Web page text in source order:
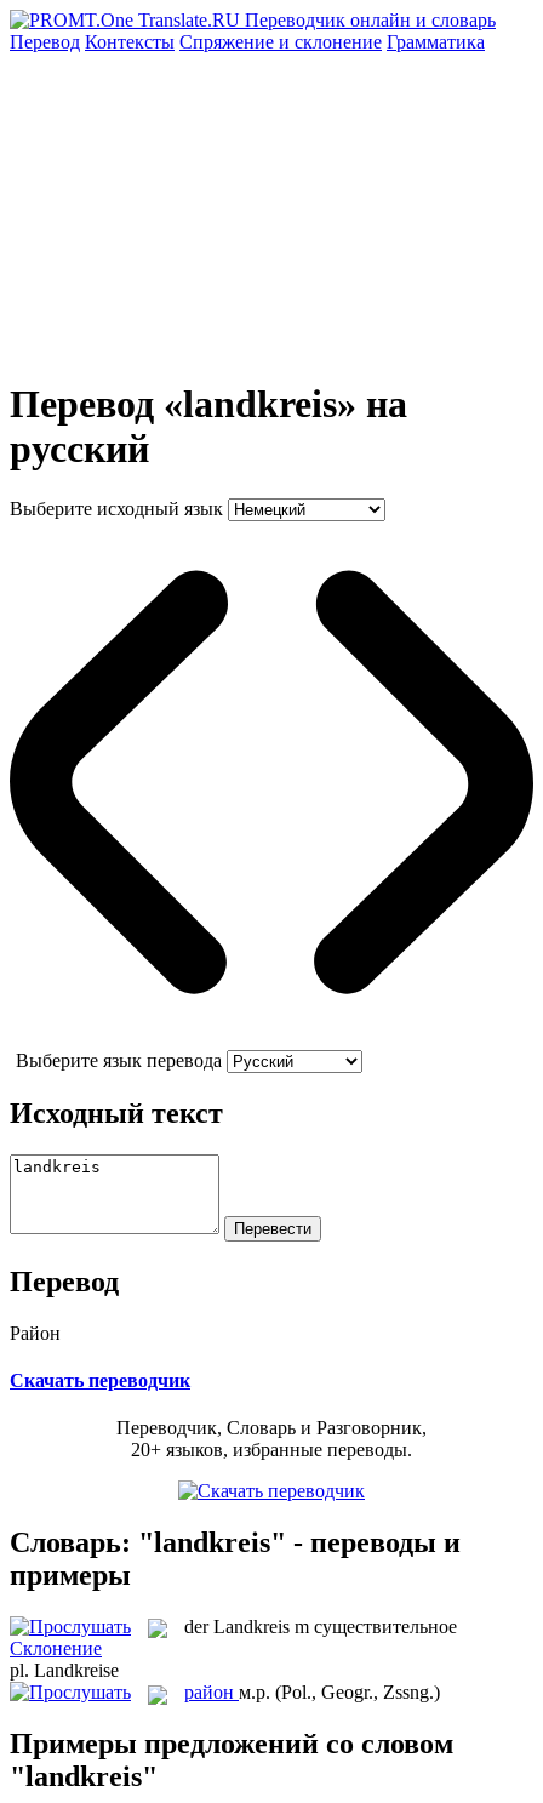
Перевод Контексты Спряжение и склонение Грамматика
Перевод «landkreis» на
русский
Выберите исходный язык
Выберите язык перевода
Исходный текст
Перевод
Район
Скачать переводчик
Переводчик, Словарь и Разговорник,
20+ языков, избранные переводы.
Словарь: "landkreis" - переводы и
примеры
derLandkreis m существительное
Склонение
pl. Landkreise
район м.р. (Pol., Geogr., Zssng.)
Примеры предложений со словом
"landkreis"